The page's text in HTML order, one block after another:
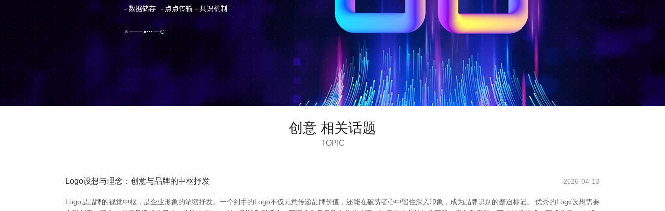
创意 相关话题
TOPIC
Logo设想与理念：创意与品牌的中枢抒发 2026-04-13
Logo是品牌的视觉中枢，是企业形象的浓缩抒发。一个到手的Logo不仅无意传递品牌价值，还能在破费者心中留住深入印象，成为品牌识别的蹙迫标记。 优秀的Logo设想需要